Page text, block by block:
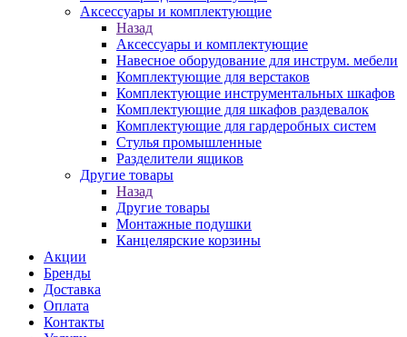
Аксессуары и комплектующие
Назад
Аксессуары и комплектующие
Навесное оборудование для инструм. мебели
Комплектующие для верстаков
Комплектующие инструментальных шкафов
Комплектующие для шкафов раздевалок
Комплектующие для гардеробных систем
Стулья промышленные
Разделители ящиков
Другие товары
Назад
Другие товары
Монтажные подушки
Канцелярские корзины
Акции
Бренды
Доставка
Оплата
Контакты